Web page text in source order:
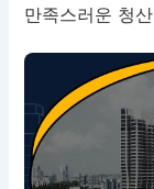
만족스러운 청